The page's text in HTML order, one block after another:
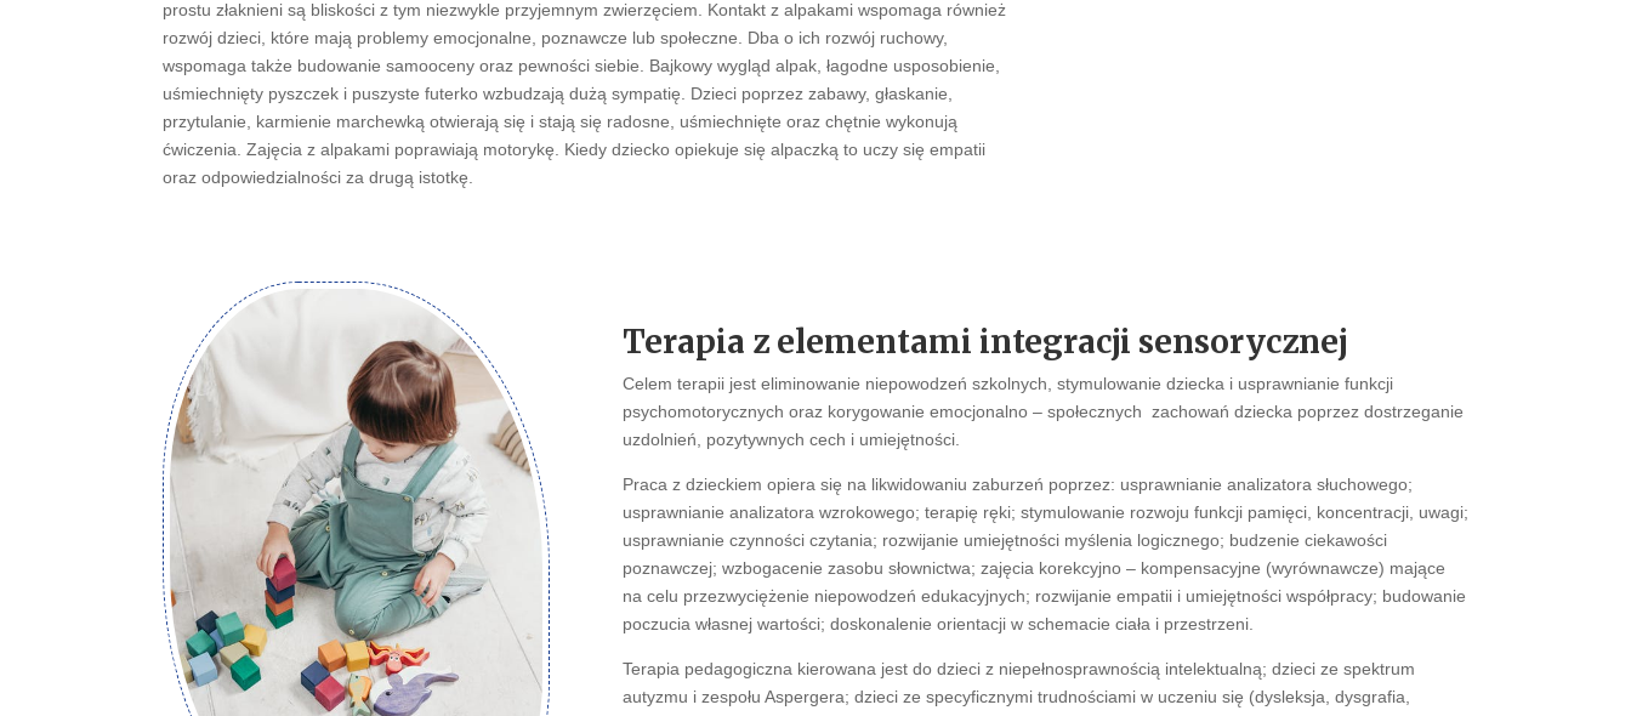
prostu złaknieni są bliskości z tym niezwykle przyjemnym zwierzęciem. Kontakt z alpakami wspomaga również
rozwój dzieci, które mają problemy emocjonalne, poznawcze lub społeczne. Dba o ich rozwój ruchowy,
wspomaga także budowanie samooceny oraz pewności siebie. Bajkowy wygląd alpak, łagodne usposobienie,
uśmiechnięty pyszczek i puszyste futerko wzbudzają dużą sympatię. Dzieci poprzez zabawy, głaskanie,
przytulanie, karmienie marchewką otwierają się i stają się radosne, uśmiechnięte oraz chętnie wykonują
ćwiczenia. Zajęcia z alpakami poprawiają motorykę. Kiedy dziecko opiekuje się alpaczką to uczy się empatii
oraz odpowiedzialności za drugą istotkę.
Terapia z elementami integracji sensorycznej
Celem terapii jest eliminowanie niepowodzeń szkolnych, stymulowanie dziecka i usprawnianie funkcji
psychomotorycznych oraz korygowanie emocjonalno – społecznych zachowań dziecka poprzez dostrzeganie
uzdolnień, pozytywnych cech i umiejętności.
Praca z dzieckiem opiera się na likwidowaniu zaburzeń poprzez: usprawnianie analizatora słuchowego;
usprawnianie analizatora wzrokowego; terapię ręki; stymulowanie rozwoju funkcji pamięci, koncentracji, uwagi;
usprawnianie czynności czytania; rozwijanie umiejętności myślenia logicznego; budzenie ciekawości
poznawczej; wzbogacenie zasobu słownictwa; zajęcia korekcyjno – kompensacyjne (wyrównawcze) mające
na celu przezwyciężenie niepowodzeń edukacyjnych; rozwijanie empatii i umiejętności współpracy; budowanie
poczucia własnej wartości; doskonalenie orientacji w schemacie ciała i przestrzeni.
Terapia pedagogiczna kierowana jest do dzieci z niepełnosprawnością intelektualną; dzieci ze spektrum
autyzmu i zespołu Aspergera; dzieci ze specyficznymi trudnościami w uczeniu się (dysleksja, dysgrafia,